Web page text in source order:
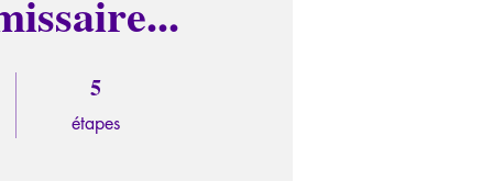
5
étapes
5 étapes